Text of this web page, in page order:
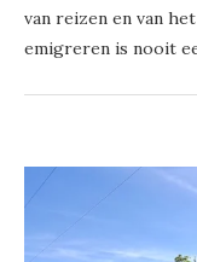
van reizen en van
emigreren is nooit